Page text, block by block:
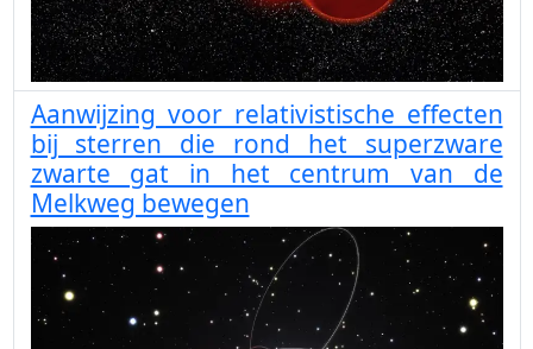
Aanwijzing voor relativistische effecten
bij sterren die rond het superzware
zwarte gat in het centrum van de
Melkweg bewegen